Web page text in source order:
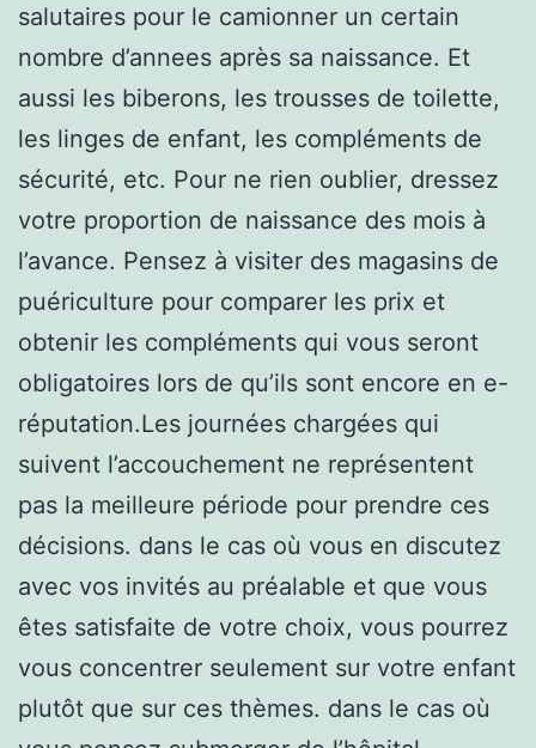
salutaires pour le camionner un certain
nombre d’annees après sa naissance. Et
aussi les biberons, les trousses de toilette,
les linges de enfant, les compléments de
sécurité, etc. Pour ne rien oublier, dressez
votre proportion de naissance des mois à
l’avance. Pensez à visiter des magasins de
puériculture pour comparer les prix et
obtenir les compléments qui vous seront
obligatoires lors de qu’ils sont encore en e-
réputation.Les journées chargées qui
suivent l’accouchement ne représentent
pas la meilleure période pour prendre ces
décisions. dans le cas où vous en discutez
avec vos invités au préalable et que vous
êtes satisfaite de votre choix, vous pourrez
vous concentrer seulement sur votre enfant
plutôt que sur ces thèmes. dans le cas où